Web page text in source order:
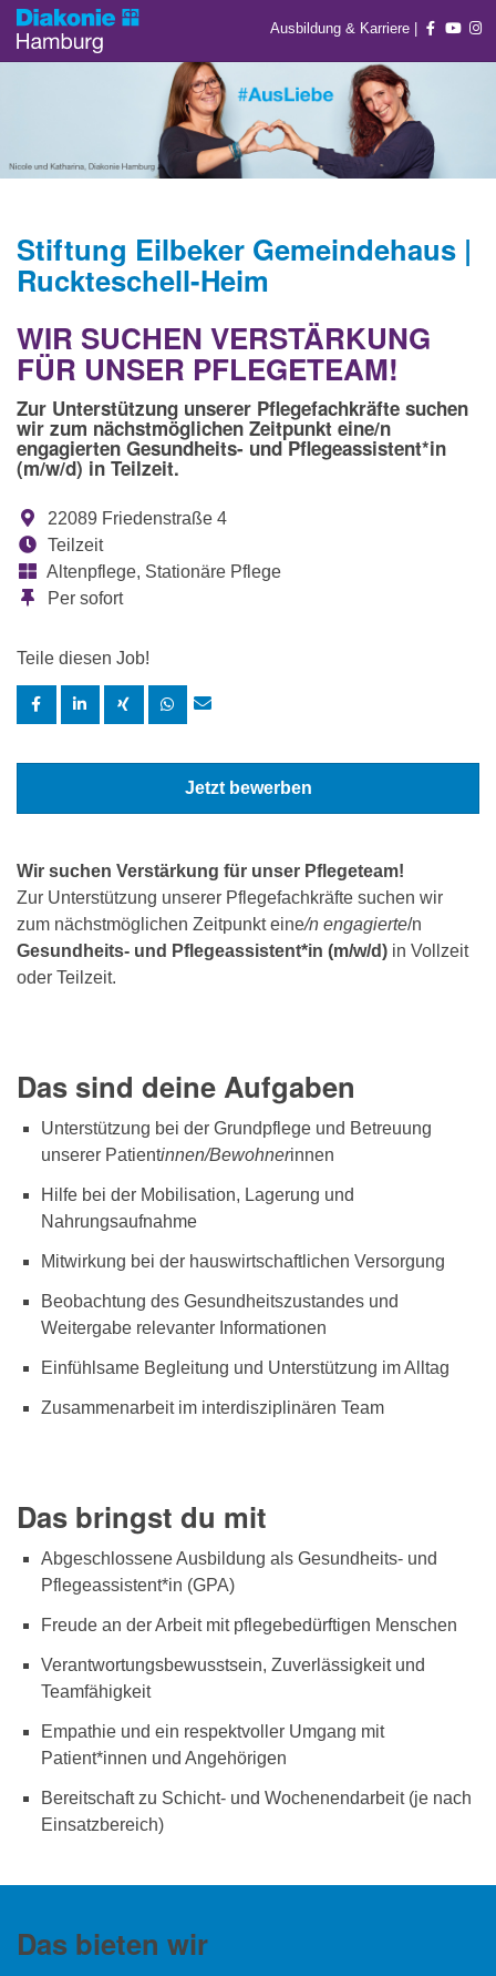
Ausbildung & Karriere |
Stiftung Eilbeker Gemeindehaus |
Ruckteschell-Heim
WIR SUCHEN VERSTÄRKUNG
FÜR UNSER PFLEGETEAM!
Zur Unterstützung unserer Pflegefachkräfte suchen
wir zum nächstmöglichen Zeitpunkt eine/n
engagierten Gesundheits- und Pflegeassistent*in
(m/w/d) in Teilzeit.
22089 Friedenstraße 4
Teilzeit
Altenpflege, Stationäre Pflege
Per sofort
Teile diesen Job!
Jetzt bewerben
Wir suchen Verstärkung für unser Pflegeteam!
Zur Unterstützung unserer Pflegefachkräfte suchen wir
zum nächstmöglichen Zeitpunkt eine/n engagierte/n
Gesundheits- und Pflegeassistent*in (m/w/d) in Vollzeit
oder Teilzeit.
Das sind deine Aufgaben
Unterstützung bei der Grundpflege und Betreuung
unserer Patientinnen/Bewohnerinnen
Hilfe bei der Mobilisation, Lagerung und
Nahrungsaufnahme
Mitwirkung bei der hauswirtschaftlichen Versorgung
Beobachtung des Gesundheitszustandes und
Weitergabe relevanter Informationen
Einfühlsame Begleitung und Unterstützung im Alltag
Zusammenarbeit im interdisziplinären Team
Das bringst du mit
Abgeschlossene Ausbildung als Gesundheits- und
Pflegeassistent*in (GPA)
Freude an der Arbeit mit pflegebedürftigen Menschen
Verantwortungsbewusstsein, Zuverlässigkeit und
Teamfähigkeit
Empathie und ein respektvoller Umgang mit
Patient*innen und Angehörigen
Bereitschaft zu Schicht- und Wochenendarbeit (je nach
Einsatzbereich)
Das bieten wir